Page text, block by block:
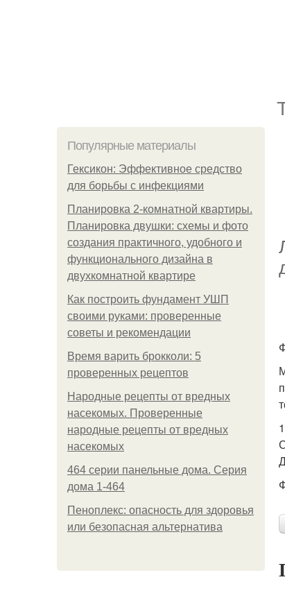
Популярные материалы
Гексикон: Эффективное средство
для борьбы с инфекциями
Планировка 2-комнатной квартиры.
Планировка двушки: схемы и фото
создания практичного, удобного и
функционального дизайна в
двухкомнатной квартире
Как построить фундамент УШП
своими руками: проверенные
советы и рекомендации
Время варить брокколи: 5
проверенных рецептов
Народные рецепты от вредных
насекомых. Проверенные
народные рецепты от вредных
насекомых
464 серии панельные дома. Серия
дома 1-464
Пеноплекс: опасность для здоровья
или безопасная альтернатива